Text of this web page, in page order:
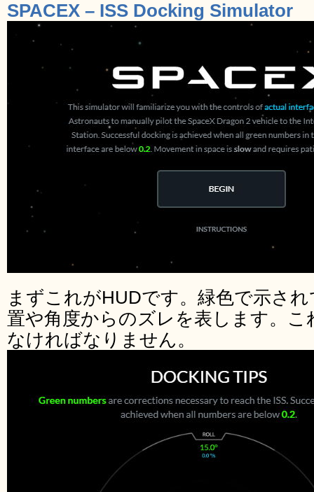
SPACEX – ISS Docking Simulator
まずこれがHUDです。緑色で示さ
置や角度からのズレを表します。
なければなりません。